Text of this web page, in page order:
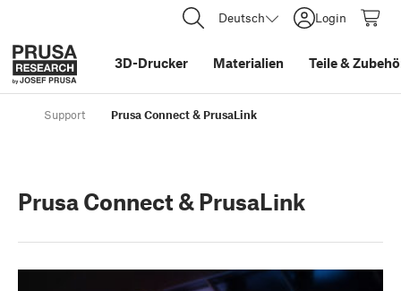
Deutsch Login
3D-Drucker Materialien Teile&
Support Prusa Connect & PrusaLink
Prusa Connect & PrusaLink